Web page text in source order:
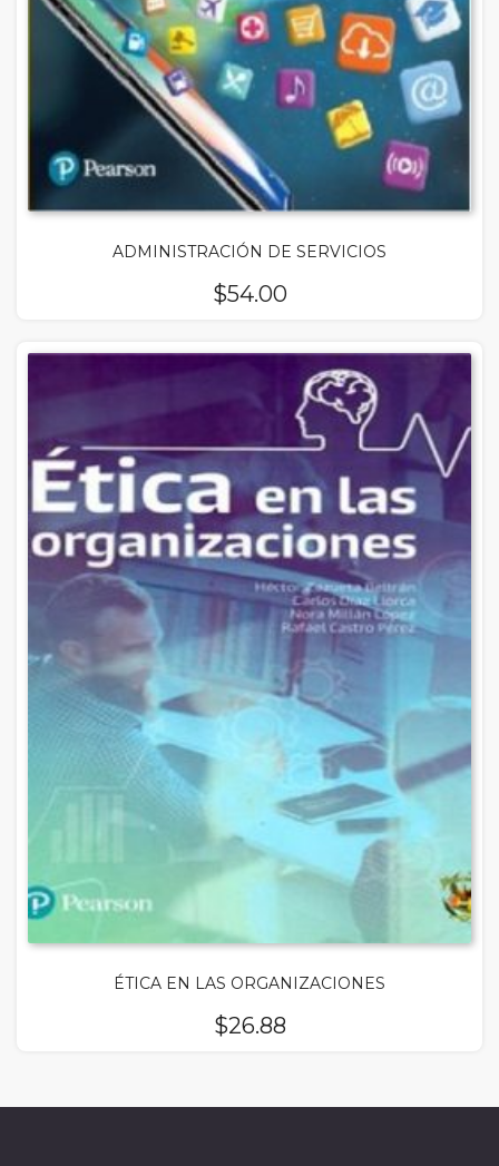
ADMINISTRACIÓN DE SERVICIOS
$54.00
ÉTICA EN LAS ORGANIZACIONES
$26.88